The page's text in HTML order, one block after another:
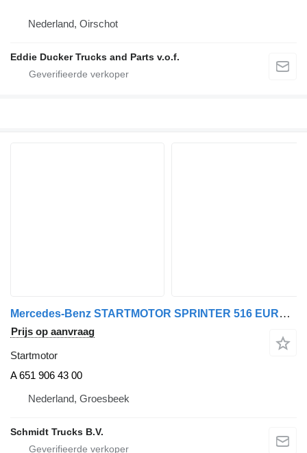
Nederland, Oirschot
Eddie Ducker Trucks and Parts v.o.f.
Mercedes-Benz STARTMOTOR SPRINTER 516 EURO 6 A 651 906 43 00 voor vrachtwagen
Prijs op aanvraag
Startmotor
A 651 906 43 00
Nederland, Groesbeek
Schmidt Trucks B.V.